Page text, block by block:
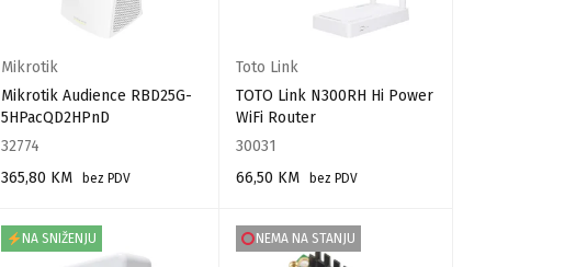
Mikrotik
Mikrotik Audience RBD25G-
5HPacQD2HPnD
32774
365,80 KM
bez PDV
Toto Link
TOTO Link N300RH Hi Power
WiFi Router
30031
66,50 KM
bez PDV
NA SNIŽENJU NEMA NA STANJU